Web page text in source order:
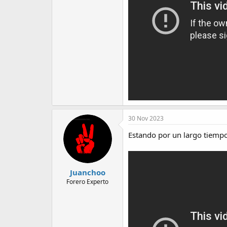
Juanchoo
Forero Experto
30 Nov 2023
Estando por un largo